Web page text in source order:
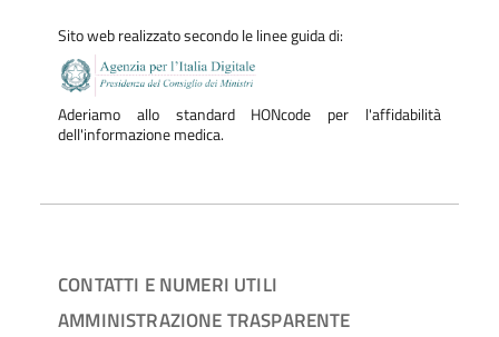
Sito web realizzato secondo le linee guida di:
Aderiamo allo standard HONcode per l'affidabilità
dell'informazione medica.
CONTATTI E NUMERI UTILI
AMMINISTRAZIONE TRASPARENTE